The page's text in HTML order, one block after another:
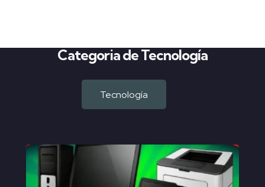
Categoria de Tecnología
Tecnología